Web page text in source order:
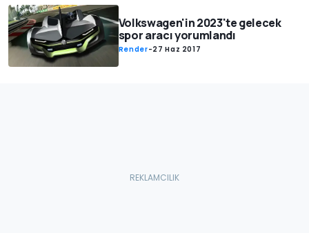
Volkswagen'in 2023'te gelecek
spor aracı yorumlandı
Render-27 Haz 2017